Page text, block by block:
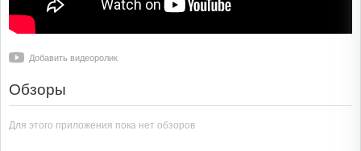
Добавить видеоролик
Обзоры
Для этого приложения пока нет обзоров